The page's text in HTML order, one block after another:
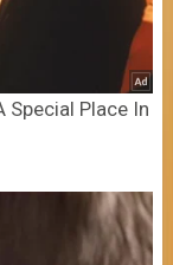
Special Place In